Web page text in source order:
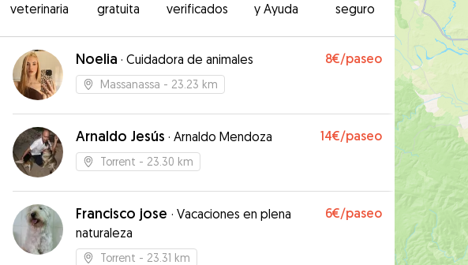
veterinaria
gratuita
verificados
y Ayuda
seguro
Noelia · Cuidadora de animales 8€/paseo
Massanassa - 23.23 km
Arnaldo Jesús · Arnaldo Mendoza 14€/paseo
Torrent - 23.30 km
Francisco jose · Vacaciones en plena
naturaleza
6€/paseo
Torrent - 23.31 km